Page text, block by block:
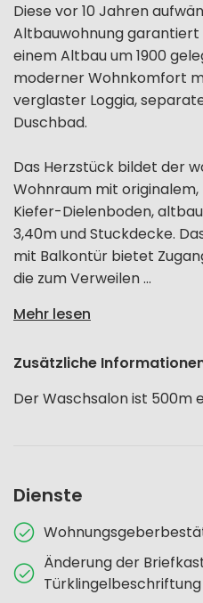
Diese vor 10 Jahren
Altbauwohnung garantiert
einem Altbau um 1900
moderner Wohnkomfort
verglaster Loggia,
Duschbad.
Das Herzstück bildet der
Wohnraum mit
Kiefer-Dielenboden,
3,40m und Stuckdecke.
mit Balkontür bietet
die zum Verweilen ...
Mehr lesen
Zusätzliche
Der Waschsalon ist 500m
Dienste
Änderung der